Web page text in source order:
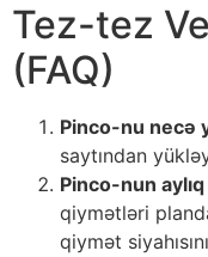
Tez-tez
(FAQ)
Pinco-nu necə
saytından
Pinco-nun
qiymətləri
qiymət